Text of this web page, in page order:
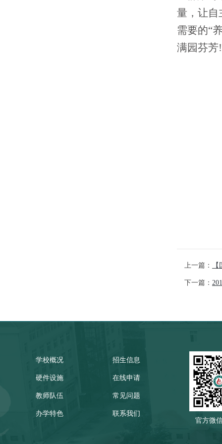
量，让自
需要的“
满园芬芳!
上一篇：
下一篇：
学校概况
硬件设施
教师队伍
办学特色
招生信息
在线申请
常见问题
联系我们
官方微